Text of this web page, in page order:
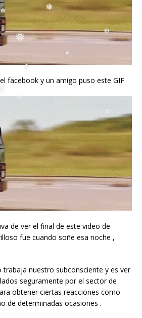
❅
❅
❅
❅
facebook y un amigo puso este GIF
de ver el final de este video de
fue cuando soñe esa noche ,
trabaja nuestro subconsciente y es ver
seguramente por el sector de
obtener ciertas reacciones como
de determinadas ocasiones .